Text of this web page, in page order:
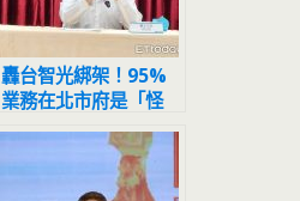
轟台智光綁架！95%
業務在北市府是「怪
案」 柯文哲：我忍它8